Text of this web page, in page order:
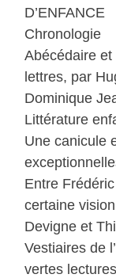
D’ENFANCE
Chronologie
Abécédaire et
lettres, par
Dominique
Littérature
Une canicule
Entre
certaine
Devigne et
Vestiaires de
vertes